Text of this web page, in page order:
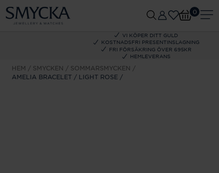
VI KÖPER DITT GULD
KOSTNADSFRI PRESENTINSLAGNING
FRI FÖRSÄKRING ÖVER 695KR
HEMLEVERANS
0
HEM SMYCKEN
SOMMARSMYCKEN
AMELIA BRACELET / LIGHT ROSE